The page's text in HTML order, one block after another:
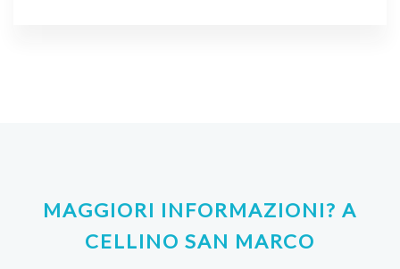
MAGGIORI INFORMAZIONI? A
CELLINO SAN MARCO